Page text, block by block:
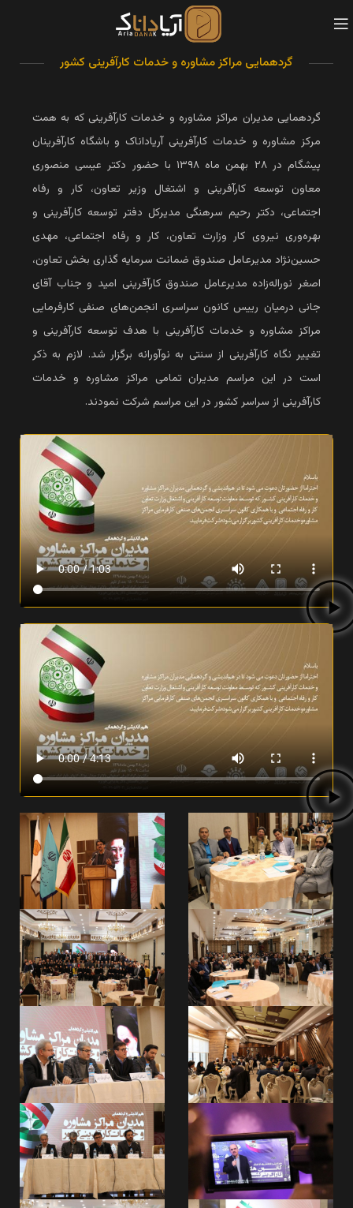
گردهمایی مراکز مشاوره و خدمات کارآفرینی کشور
گردهمایی مدیران مراکز مشاوره و خدمات کارآفرینی که به همت
مرکز مشاوره و خدمات کارآفرینی آریاداناک و باشگاه کارآفرینان
پیشگام در ۲۸ بهمن ماه ۱۳۹۸ با حضور دکتر عیسی منصوری
معاون توسعه کارآفرینی و اشتغال وزیر تعاون، کار و رفاه
اجتماعی، دکتر رحیم سرهنگی مدیرکل دفتر توسعه کارآفرینی و
بهره‌وری نیروی کار وزارت تعاون، کار و رفاه اجتماعی، مهدی
حسین‌نژاد مدیرعامل صندوق ضمانت سرمایه‌ گذاری بخش تعاون،
اصغر نوراله‌زاده مدیرعامل صندوق کارآفرینی امید و جناب آقای
جانی درمیان رییس کانون سراسری انجمن‌های صنفی کارفرمایی
مراکز مشاوره و خدمات کارآفرینی با هدف توسعه کارآفرینی و
تغییر نگاه کارآفرینی از سنتی به نوآورانه برگزار شد. لازم به ذکر
است در این مراسم مدیران تمامی مراکز مشاوره و خدمات
کارآفرینی از سراسر کشور در این مراسم شرکت نمودند.